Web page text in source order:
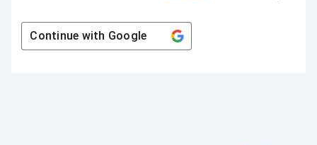
Continue withGoogle